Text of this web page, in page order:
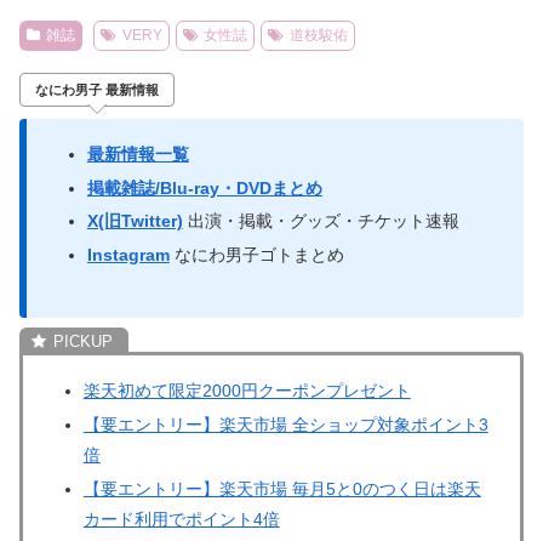
雑誌 VERY 女性誌 道枝駿佑
なにわ男子 最新情報
最新情報一覧
掲載雑誌/Blu-ray・DVDまとめ
X(旧Twitter) 出演・掲載・グッズ・チケット速報
Instagramなにわ男子ゴトまとめ
楽天初めて限定2000円クーポンプレゼント
【要エントリー】楽天市場 全ショップ対象ポイント3
倍
【要エントリー】楽天市場 毎月5と0のつく日は楽天
カード利用でポイント4倍